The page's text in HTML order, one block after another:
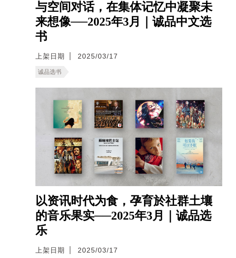
与空间对话，在集体记忆中凝聚未
来想像──2025年3月｜诚品中文选
书
上架日期 2025/03/17
诚品选书
以资讯时代为食，孕育於社群土壤
的音乐果实──2025年3月｜诚品选
乐
上架日期 2025/03/17